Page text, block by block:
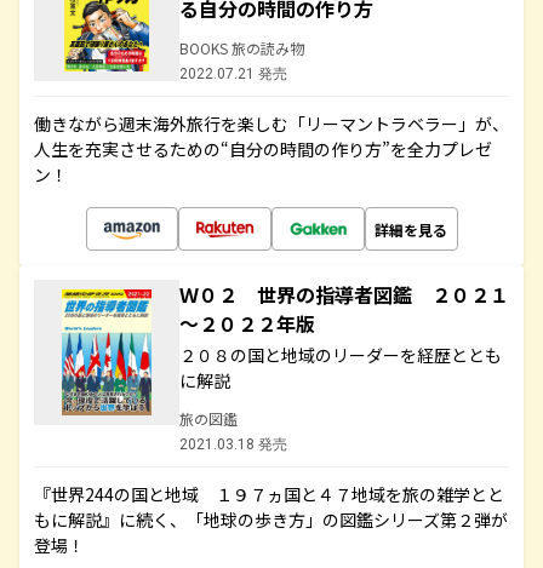
る自分の時間の作り方
BOOKS 旅の読み物
2022.07.21 発売
働きながら週末海外旅行を楽しむ「リーマントラベラー」が、
人生を充実させるための“自分の時間の作り方”を全力プレゼ
ン！
詳細を見る
Ｗ０２ 世界の指導者図鑑 ２０２１
～２０２２年版
２０８の国と地域のリーダーを経歴ととも
に解説
旅の図鑑
2021.03.18 発売
『世界244の国と地域 １９７ヵ国と４７地域を旅の雑学とと
もに解説』に続く、「地球の歩き方」の図鑑シリーズ第２弾が
登場！